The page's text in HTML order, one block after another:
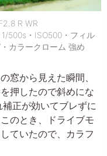
R WR
500s・ISO500・フィル
カラークローム 強め
窓から見えた瞬間、
押したので斜めにな
正が効いてブレずに
のとき、ドライブモ
ていたので、カラフ